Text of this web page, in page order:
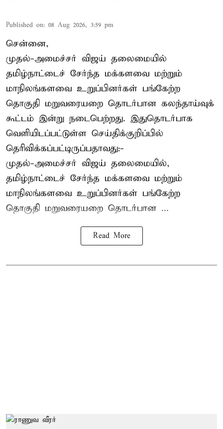
Published on: 08 Aug 2026, 3:59 pm
சென்னை,
முதல்-அமைச்சர் விஜய் தலைமையில்
தமிழ்நாட்டைச் சேர்ந்த மக்களவை மற்றும்
மாநிலங்களவை உறுப்பினர்கள் பங்கேற்ற
தொகுதி மறுவரையறை தொடர்பான கலந்தாய்வுக்
கூட்டம் இன்று நடைபெற்றது. இதுதொடர்பாக
வெளியிடப்பட்டுள்ள செய்திக்குறிப்பில்
தெரிவிக்கப்பட்டிருப்பதாவது:-
முதல்-அமைச்சர் விஜய் தலைமையில்,
தமிழ்நாட்டைச் சேர்ந்த மக்களவை மற்றும்
மாநிலங்களவை உறுப்பினர்கள் பங்கேற்ற
தொகுதி மறுவரையறை தொடர்பான ...
Read More